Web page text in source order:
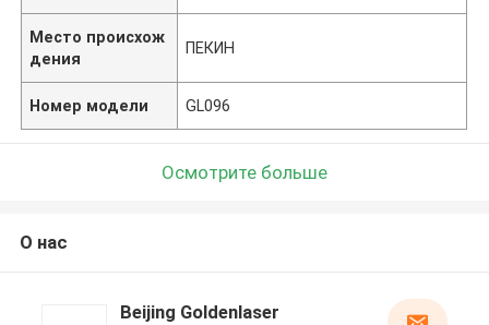
Место происхож
дения
ПЕКИН
Номер модели GL096
Осмотрите больше
О нас
Beijing Goldenlaser